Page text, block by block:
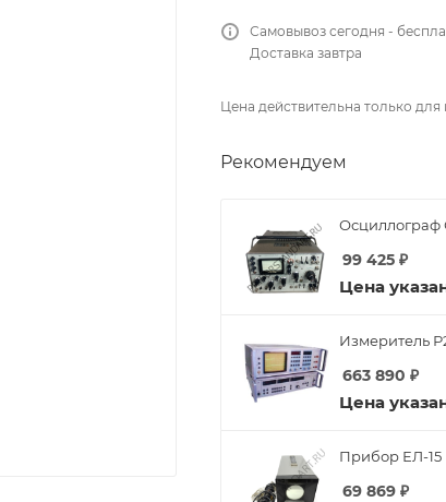
Самовывоз сегодня -
Доставка завтра
Цена действительна только для
Рекомендуем
Осциллограф
99 425 ₽
Цена
Измеритель
663 890 ₽
Цена
Прибор ЕЛ-15
69 869 ₽